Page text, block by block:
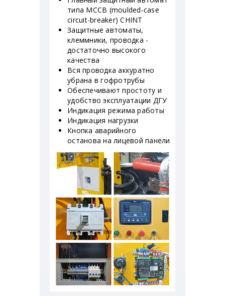
типа MCCB (moulded-case
circuit-breaker) CHINT
Защитные автоматы,
клеммники, проводка -
достаточно высокого
качества
Вся проводка аккуратно
убрана в гофротрубы
Обеспечивают простоту и
удобство эксплуатации ДГУ
Индикация режима работы
Индикация нагрузки
Кнопка аварийного
останова на лицевой панели